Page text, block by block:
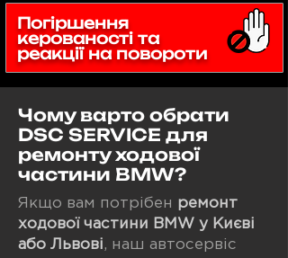
Погіршення
керованості та
реакції на повороти
Чому варто обрати
DSC SERVICE для
ремонту ходової
частини BMW?
Якщо вам потрібен ремонт
ходової частини BMW у Києві
або Львові, наш автосервіс